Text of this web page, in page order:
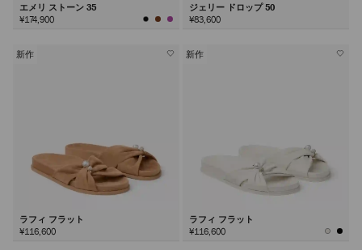
エメリ ストーン 35
¥174,900
ジェリー ドロップ 50
¥83,600
新作
ラフィ フラット
¥116,600
新作
ラフィ フラット
¥116,600